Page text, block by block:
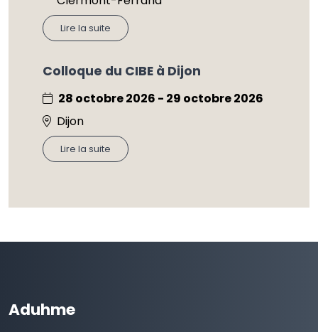
Lire la suite
Colloque du CIBE à Dijon
28 octobre 2026 - 29 octobre 2026
Dijon
Lire la suite
Aduhme